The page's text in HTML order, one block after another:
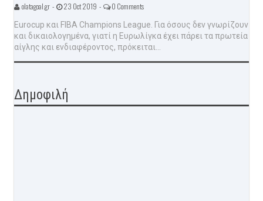
olatagoal.gr - 23 Oct 2019 - 0 Comments
Eurocup και FIBA Champions League. Για όσους δεν γνωρίζουν
και δικαιολογημένα, γιατί η Ευρωλίγκα έχει πάρει τα πρωτεία
αίγλης και ενδιαφέροντος, πρόκειται...
Δημοφιλή